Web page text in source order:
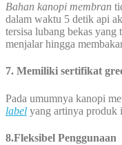
Bahan kanopi membran
dalam waktu 5 detik api
tersisa lubang bekas
menjalar hingga
7. Memiliki sertifikat
Pada umumnya kanopi
label yang artinya produk
8.Fleksibel Penggunaan